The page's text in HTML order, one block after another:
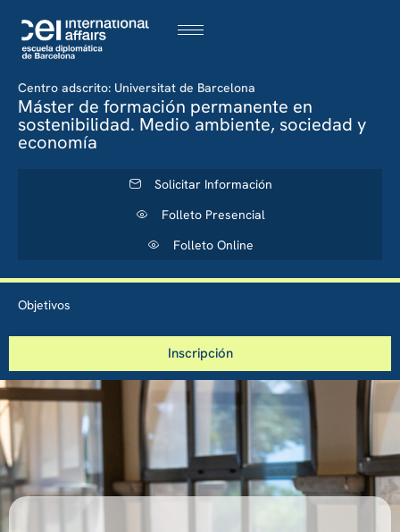
Centro adscrito: Universitat de Barcelona
Máster de formación permanente en
sostenibilidad. Medio ambiente, sociedad y
economía
Solicitar Información
Folleto Presencial
Folleto Online
Objetivos
Inscripción